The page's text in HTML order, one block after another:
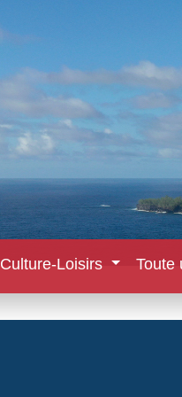
Culture-Loisirs Toute